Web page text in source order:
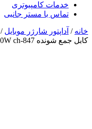
خدمات کامپیوتری
تماس با مستر جانبی
خانه / آداپتور شارژر موبایل
کابل جمع شونده Mcdodo GaN Charger 100W ch-847